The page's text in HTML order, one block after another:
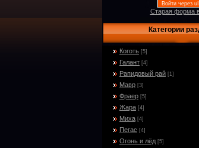
Войти через
Старая форма
Категории
Коготь [5]
Галант [4]
Рапидовый рай [1]
Мавр [3]
Фраер [5]
Жара [4]
Миха [4]
Пегас [4]
Огонь и лёд [5]